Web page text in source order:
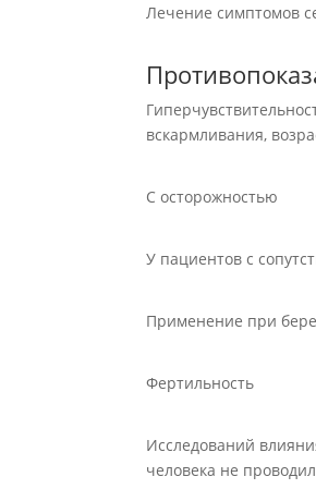
Лечение симптомов
вскармливания,
С осторожностью
У пациентов с
Применение при
Фертильность
Исследований
человека не